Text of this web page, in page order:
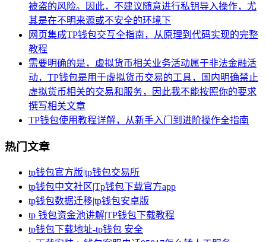
被盗的风险。因此，不建议随意进行私钥导入操作，尤
其是在不明来源或不安全的环境下
网页集成TP钱包交互全指南，从原理到代码实现的完整
教程
需要明确的是，虚拟货币相关业务活动属于非法金融活
动，TP钱包是用于虚拟货币交易的工具，国内明确禁止
虚拟货币相关的交易和服务，因此我不能按照你的要求
撰写相关文章
TP钱包使用教程详解，从新手入门到进阶操作全指南
热门文章
tp钱包官方版|tp钱包交易所
tp钱包中文社区|Tp钱包下载官方app
tp钱包数据迁移|tp钱包安卓版
tp 钱包资金池讲解|TP钱包下载教程
tp钱包下载地址-tp钱包 安全